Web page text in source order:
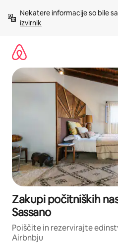
vsebino
Nekatere informacije so bile
izvirnik
Zakupi počitniških
Sassano
Poiščite in rezervirajte
Airbnbju